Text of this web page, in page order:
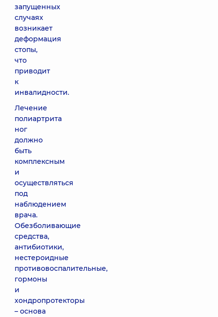
запущенных
случаях
возникает
деформация
стопы,
что
приводит
к
инвалидности.
Лечение
полиартрита
ног
должно
быть
комплексным
и
осуществляться
под
наблюдением
врача.
Обезболивающие
средства,
антибиотики,
нестероидные
противовоспалительные,
гормоны
и
хондропротекторы
– основа